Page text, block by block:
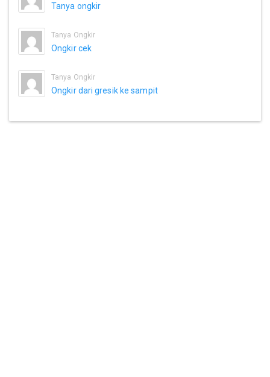
Tanya ongkir
Tanya Ongkir
Ongkir cek
Tanya Ongkir
Ongkir dari gresik ke sampit